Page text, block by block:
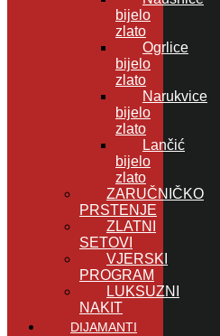
bijelo
zlato
Ogrlice
bijelo
zlato
Narukvice
bijelo
zlato
Lančić
bijelo
zlato
ZARUČNIČKO
PRSTENJE
ZLATNI
SETOVI
VJERSKI
PROGRAM
LUKSUZNI
NAKIT
DIJAMANTI